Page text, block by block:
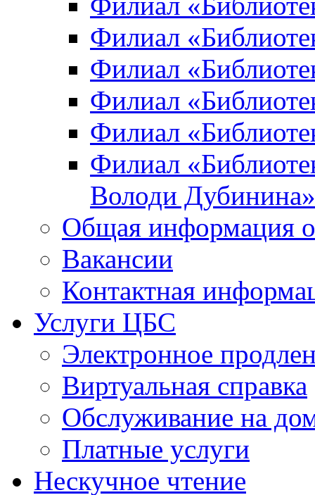
Филиал
Филиал
Филиал
Филиал
Филиал
Володи Дубинина»
Общая информация
Вакансии
Контактная
Услуги ЦБС
Электронное
Виртуальная справка
Обслуживание на
Платные услуги
Нескучное чтение